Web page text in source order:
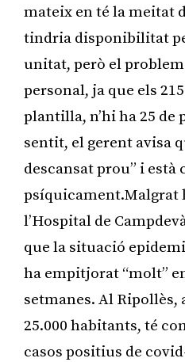
mateix en té la meitat
tindria disponibilitat
unitat, però el
personal, ja que els
plantilla, n’hi ha 25 de
sentit, el gerent avisa
descansat prou” i està
psíquicament.Malgrat
l’Hospital de
que la situació
ha empitjorat “molt”
setmanes. Al Ripollès,
25.000 habitants, té
casos positius de